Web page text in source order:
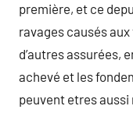
première, et ce
ravages causés
d’autres assurées,
achevé et les
peuvent etres